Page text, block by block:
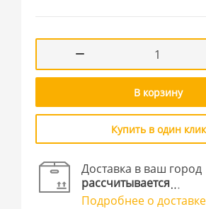
В корзину
Купить в один клик
Доставка в ваш город
рассчитывается
Подробнее о доставке